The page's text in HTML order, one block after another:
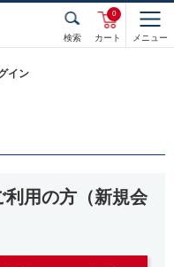
検索 カート
0
メニュー
イン
利用の方（新規会